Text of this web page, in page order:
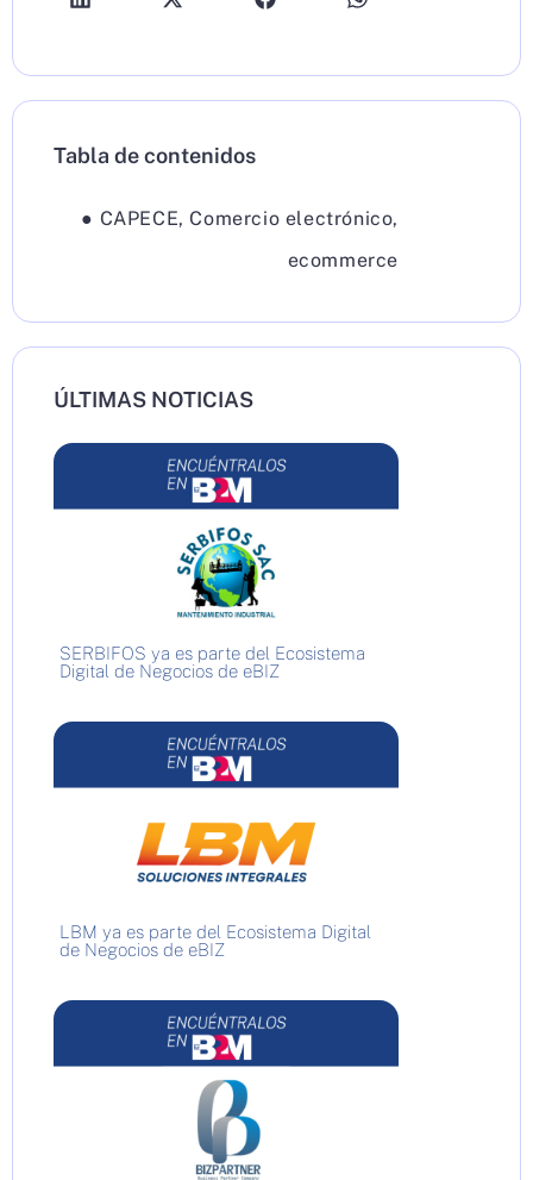
Tabla de contenidos
● CAPECE, Comercio electrónico,
ecommerce
ÚLTIMAS NOTICIAS
SERBIFOS ya es parte del Ecosistema
Digital de Negocios de eBIZ
LBM ya es parte del Ecosistema Digital
de Negocios de eBIZ